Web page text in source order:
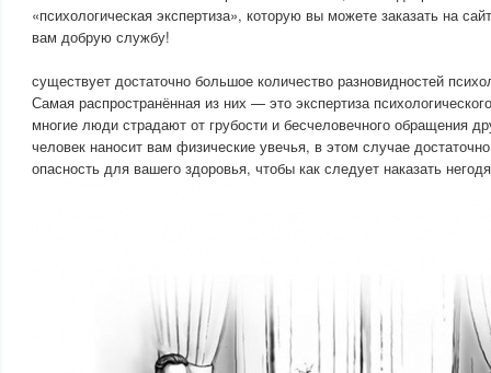
«психологическая экспертиза», которую вы можете заказать на
вам добрую службу!
существует достаточно большое количество разновидностей
Самая распространённая из них — это экспертиза
многие люди страдают от грубости и бесчеловечного обращения
человек наносит вам физические увечья, в этом случае
опасность для вашего здоровья, чтобы как следует наказать